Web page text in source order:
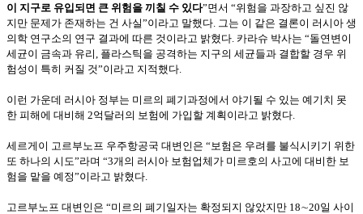
이 지구로 유입되면 큰 위험을 끼칠 수 있다”면서 “위험을 과장하고 싶진 않
지만 문제가 존재하는 건 사실”이라고 말했다. 그는 이 같은 결론이 러시아 생
의학 연구소의 연구 결과에 따른 것이라고 밝혔다. 카라슈 박사는 “돌연변이
세균이 금속과 유리, 플라스틱을 공격하는 지구의 세균들과 결합할 경우 위
험성이 특히 커질 것”이라고 지적했다.
이런 가운데 러시아 정부는 미르의 폐기과정에서 야기될 수 있는 예기치 못
한 피해에 대비해 2억달러의 보험에 가입할 계획이라고 밝혔다.
세르게이 고르부노프 우주항공국 대변인은 “보험은 우려를 불식시키기 위한
또 하나의 시도”라며 “3개의 러시아 보험업체가 미르호의 사고에 대비한 보
험을 맡을 예정”이라고 밝혔다.
고르부노프 대변인은 “미르의 폐기일자는 확정되지 않았지만 18∼20일 사이